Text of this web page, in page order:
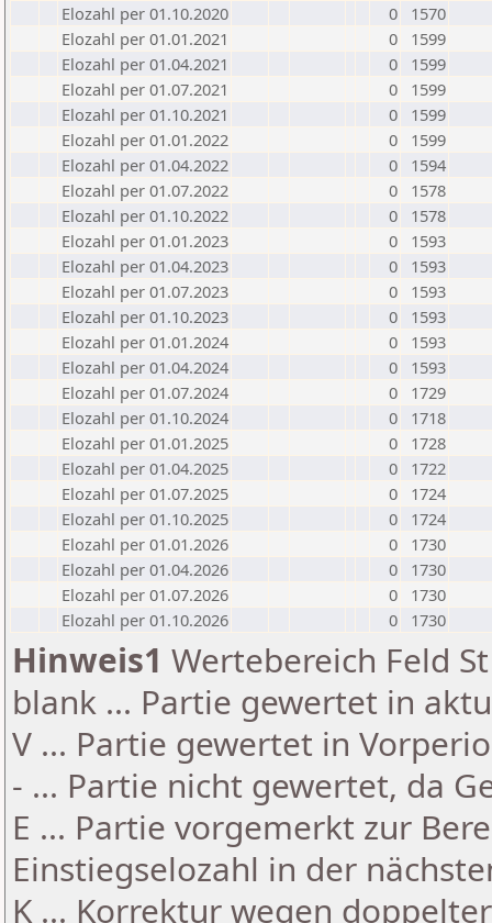
Elozahl per 01.10.2020
0
1570
Elozahl per 01.01.2021
0
1599
Elozahl per 01.04.2021
0
1599
Elozahl per 01.07.2021
0
1599
Elozahl per 01.10.2021
0
1599
Elozahl per 01.01.2022
0
1599
Elozahl per 01.04.2022
0
1594
Elozahl per 01.07.2022
0
1578
Elozahl per 01.10.2022
0
1578
Elozahl per 01.01.2023
0
1593
Elozahl per 01.04.2023
0
1593
Elozahl per 01.07.2023
0
1593
Elozahl per 01.10.2023
0
1593
Elozahl per 01.01.2024
0
1593
Elozahl per 01.04.2024
0
1593
Elozahl per 01.07.2024
0
1729
Elozahl per 01.10.2024
0
1718
Elozahl per 01.01.2025
0
1728
Elozahl per 01.04.2025
0
1722
Elozahl per 01.07.2025
0
1724
Elozahl per 01.10.2025
0
1724
Elozahl per 01.01.2026
0
1730
Elozahl per 01.04.2026
0
1730
Elozahl per 01.07.2026
0
1730
Elozahl per 01.10.2026
0 1730
Hinweis1 Wertebereich Feld
blank ... Partie gewertet in
V ... Partie gewertet in
- ... Partie nicht gewertet, da
E ... Partie vorgemerkt zur
Einstiegselozahl in der
K ... Korrektur wegen